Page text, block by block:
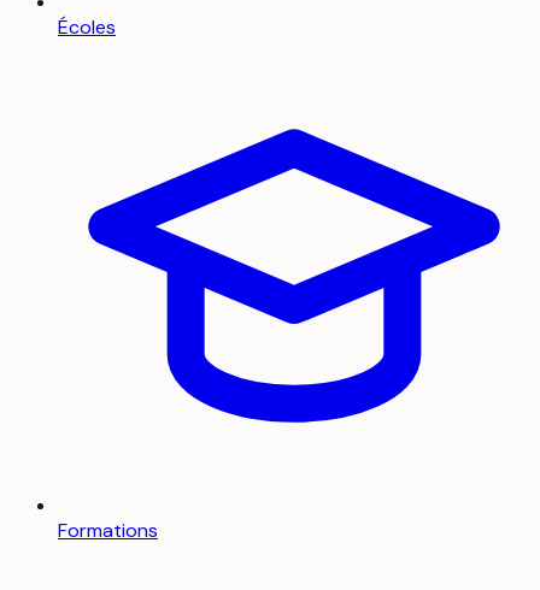
Écoles
Formations